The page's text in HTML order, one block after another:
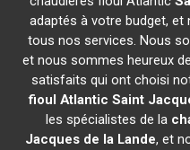
adaptés à votre budget,
tous nos services. Nous
et nous sommes heureux
satisfaits qui ont choisi
fioul Atlantic Saint
les spécialistes de la
Jacques de la Lande, et